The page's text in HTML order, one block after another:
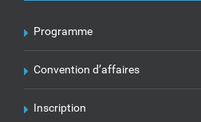
Programme
Convention d’affaires
Inscription